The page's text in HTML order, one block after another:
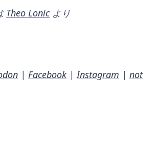
Theo Lonicより
| Facebook | Instagram | not